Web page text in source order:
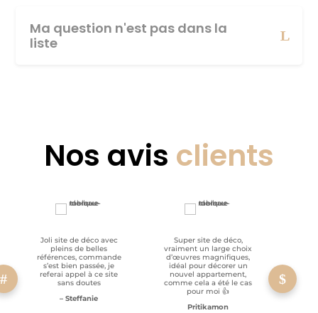
Ma question n'est pas dans la
liste
Nos avis clients
Joli site de déco avec
pleins de belles
références, commande
s’est bien passée, je
referai appel à ce site
sans doutes
– Steffanie
Super site de déco,
vraiment un large choix
d’œuvres magnifiques,
idéal pour décorer un
nouvel appartement,
comme cela a été le cas
pour moi 👍
Pritikamon